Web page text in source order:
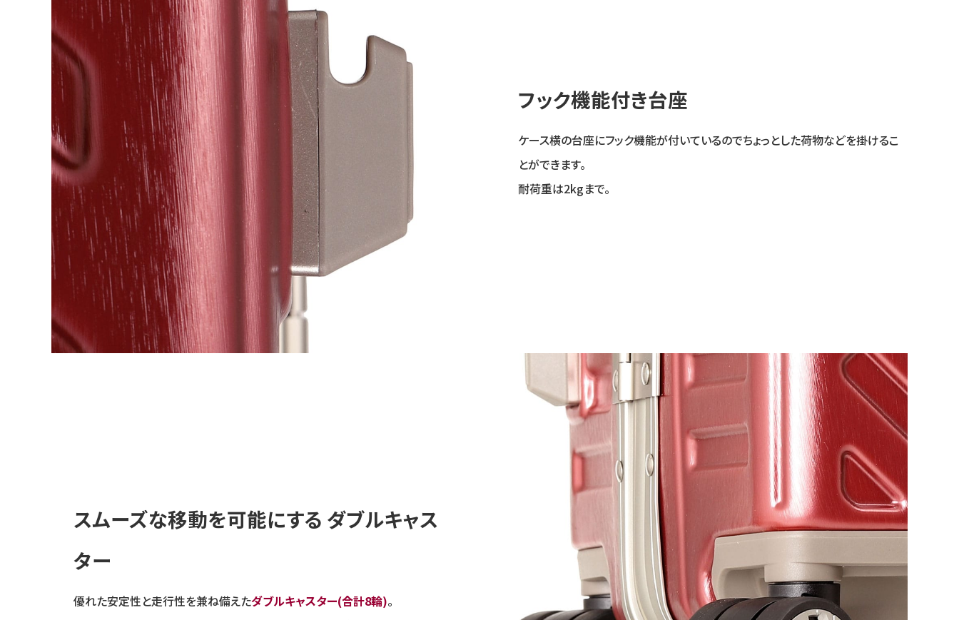
フック機能付き台座
ケース横の台座にフック機能が付いているのでちょっとした荷物などを掛けるこ
とができます。
耐荷重は2kgまで。
スムーズな移動を可能にする ダブルキャス
ター
優れた安定性と走行性を兼ね備えたダブルキャスター(合計8輪)。